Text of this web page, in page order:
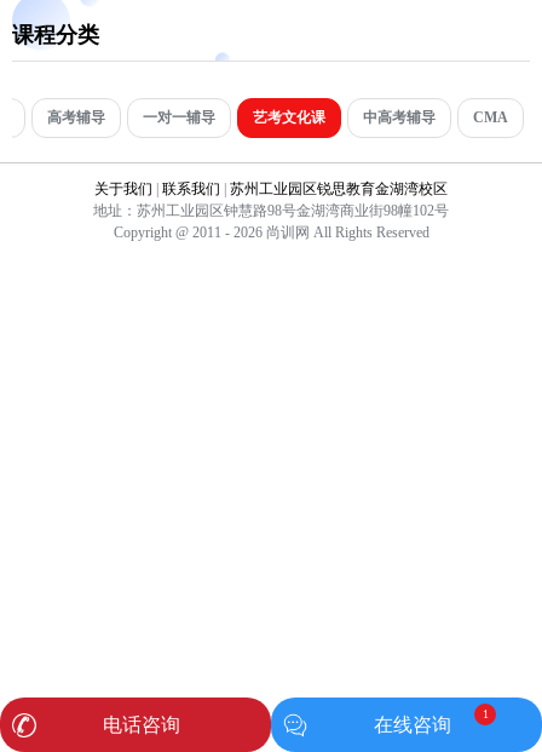
课程分类
高考辅导 一对一辅导 艺考文化课 中高考辅导 CMA
关于我们 联系我们
苏州工业园区锐思教育金湖湾校区
地址：苏州工业园区钟慧路98号金湖湾商业街98幢102号
Copyright @ 2011 - 2026 尚训网 All Rights Reserved
电话咨询 在线咨询
1